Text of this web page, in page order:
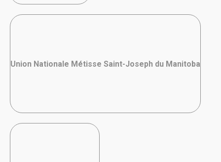
Union Nationale Métisse Saint-Joseph du Manitoba